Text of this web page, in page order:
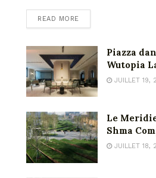
READ MORE
Piazza
Wutopia
JUILLET 19,
Le
Shma
JUILLET 18,